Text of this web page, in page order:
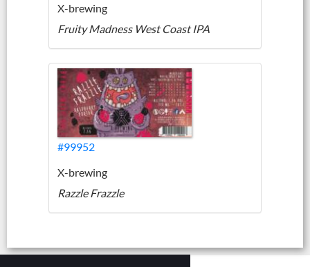
X-brewing
Fruity Madness West Coast IPA
#99952
X-brewing
Razzle Frazzle